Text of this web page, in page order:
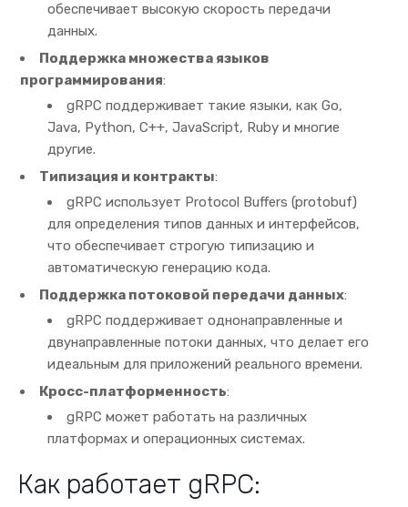
обеспечивает высокую скорость передачи
данных.
Поддержка множества языков
программирования:
gRPC поддерживает такие языки, как Go,
Java, Python, C++, JavaScript, Ruby и многие
другие.
Типизация и контракты:
gRPC использует Protocol Buffers (protobuf)
для определения типов данных и интерфейсов,
что обеспечивает строгую типизацию и
автоматическую генерацию кода.
Поддержка потоковой передачи данных:
gRPC поддерживает однонаправленные и
двунаправленные потоки данных, что делает его
идеальным для приложений реального времени.
Кросс-платформенность:
gRPC может работать на различных
платформах и операционных системах.
Как работает gRPC: